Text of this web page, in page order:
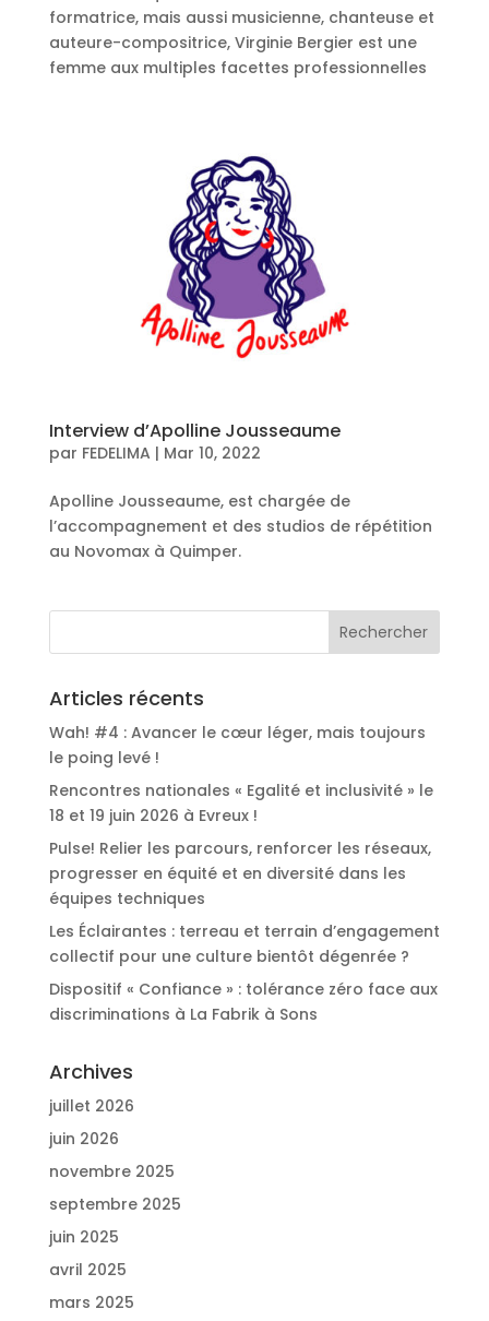
formatrice, mais aussi musicienne, chanteuse et
auteure-compositrice, Virginie Bergier est une
femme aux multiples facettes professionnelles
Interview d’Apolline Jousseaume
par FEDELIMA | Mar 10, 2022
Apolline Jousseaume, est chargée de
l’accompagnement et des studios de répétition
au Novomax à Quimper.
Articles récents
Wah! #4 : Avancer le cœur léger, mais toujours
le poing levé !
Rencontres nationales « Egalité et inclusivité » le
18 et 19 juin 2026 à Evreux !
Pulse! Relier les parcours, renforcer les réseaux,
progresser en équité et en diversité dans les
équipes techniques
Les Éclairantes : terreau et terrain d’engagement
collectif pour une culture bientôt dégenrée ?
Dispositif « Confiance » : tolérance zéro face aux
discriminations à La Fabrik à Sons
Archives
juillet 2026
juin 2026
novembre 2025
septembre 2025
juin 2025
avril 2025
mars 2025